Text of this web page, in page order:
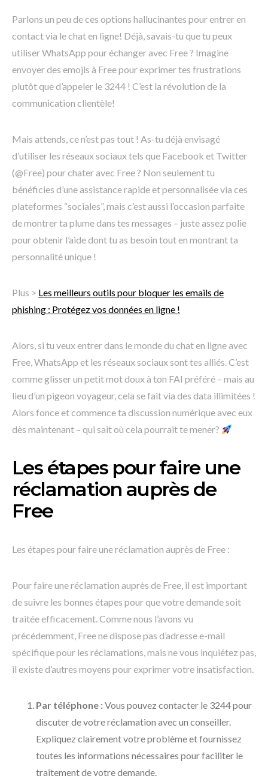
Parlons un peu de ces options hallucinantes pour entrer en
contact via le chat en ligne! Déjà, savais-tu que tu peux
utiliser WhatsApp pour échanger avec Free ? Imagine
envoyer des emojis à Free pour exprimer tes frustrations
plutôt que d’appeler le 3244 ! C’est la révolution de la
communication clientèle!
Mais attends, ce n’est pas tout ! As-tu déjà envisagé
d’utiliser les réseaux sociaux tels que Facebook et Twitter
(@Free) pour chater avec Free ? Non seulement tu
bénéficies d’une assistance rapide et personnalisée via ces
plateformes “sociales”, mais c’est aussi l’occasion parfaite
de montrer ta plume dans tes messages – juste assez polie
pour obtenir l’aide dont tu as besoin tout en montrant ta
personnalité unique !
Plus > Les meilleurs outils pour bloquer les emails de
phishing : Protégez vos données en ligne !
Alors, si tu veux entrer dans le monde du chat en ligne avec
Free, WhatsApp et les réseaux sociaux sont tes alliés. C’est
comme glisser un petit mot doux à ton FAI préféré – mais au
lieu d’un pigeon voyageur, cela se fait via des data illimitées !
Alors fonce et commence ta discussion numérique avec eux
dès maintenant – qui sait où cela pourrait te mener?
Les étapes pour faire une
réclamation auprès de
Free
Les étapes pour faire une réclamation auprès de Free :
Pour faire une réclamation auprès de Free, il est important
de suivre les bonnes étapes pour que votre demande soit
traitée efficacement. Comme nous l’avons vu
précédemment, Free ne dispose pas d’adresse e-mail
spécifique pour les réclamations, mais ne vous inquiétez pas,
il existe d’autres moyens pour exprimer votre insatisfaction.
Par téléphone :Vous pouvez contacter le 3244 pour
discuter de votre réclamation avec un conseiller.
Expliquez clairement votre problème et fournissez
toutes les informations nécessaires pour faciliter le
traitement de votre demande.